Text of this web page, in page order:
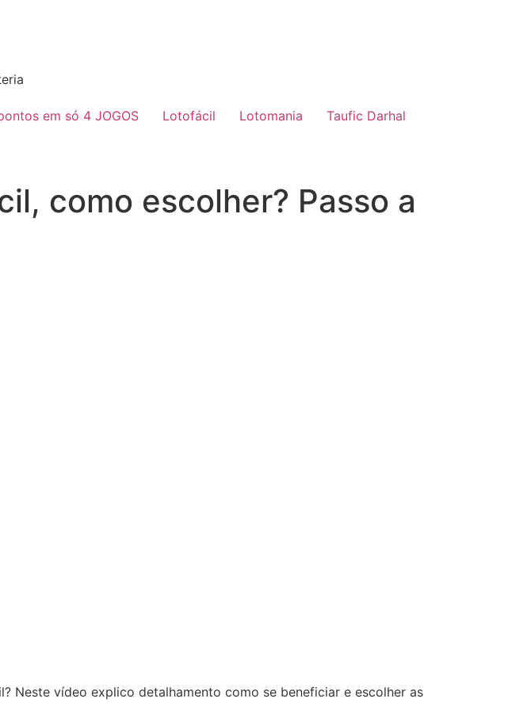
em só 4 JOGOS Lotofácil Lotomania
Taufic Darhal
como escolher? Passo a
Neste vídeo explico detalhamento como se beneficiar e escolher as